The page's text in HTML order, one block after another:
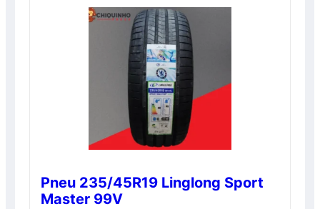
Pneu 235/45R19 Linglong Sport
Master 99V